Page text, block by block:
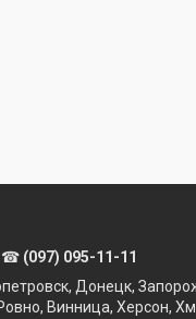
☎ (097) 095-11-11
Донецк,
Винница, Херсон,